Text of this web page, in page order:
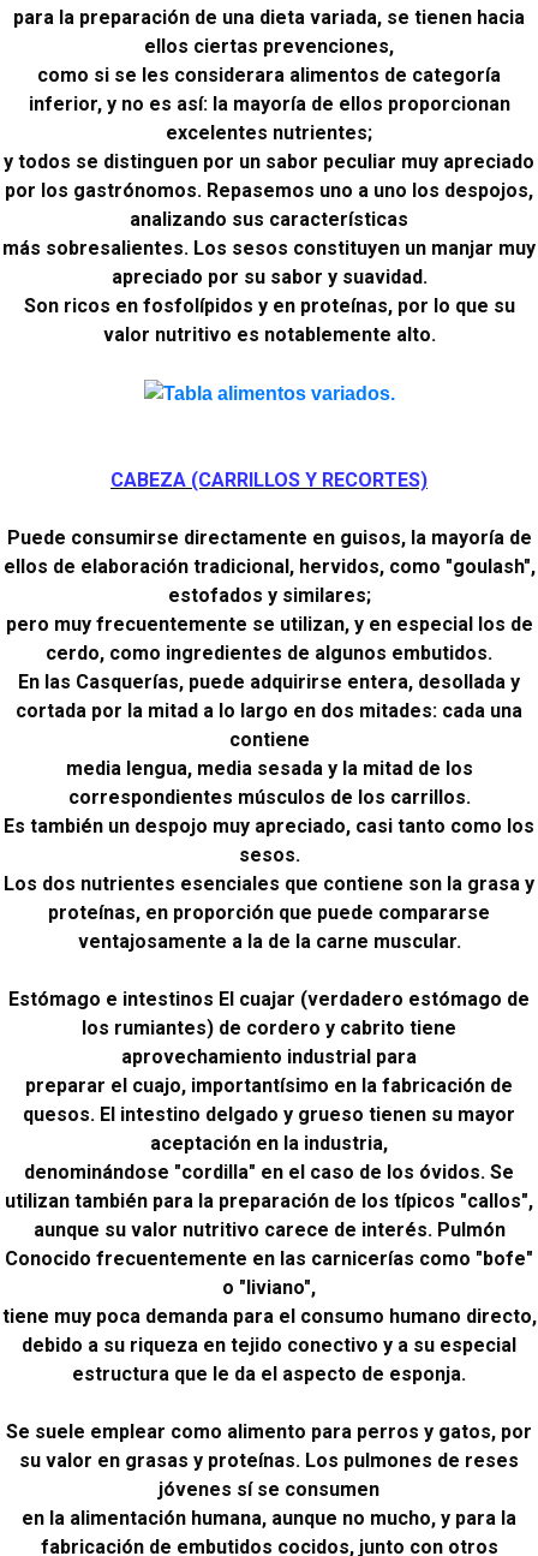
para la preparación de una dieta variada, se tienen hacia
ellos ciertas prevenciones,
como si se les considerara alimentos de categoría
inferior, y no es así: la mayoría de ellos proporcionan
excelentes nutrientes;
y todos se distinguen por un sabor peculiar muy apreciado
por los gastrónomos. Repasemos uno a uno los despojos,
analizando sus características
más sobresalientes. Los sesos constituyen un manjar muy
apreciado por su sabor y suavidad.
Son ricos en fosfolípidos y en proteínas, por lo que su
valor nutritivo es notablemente alto.
CABEZA (CARRILLOS Y RECORTES)
Puede consumirse directamente en guisos, la mayoría de
ellos de elaboración tradicional, hervidos, como "goulash",
estofados y similares;
pero muy frecuentemente se utilizan, y en especial los de
cerdo, como ingredientes de algunos embutidos.
En las Casquerías, puede adquirirse entera, desollada y
cortada por la mitad a lo largo en dos mitades: cada una
contiene
media lengua, media sesada y la mitad de los
correspondientes músculos de los carrillos.
Es también un despojo muy apreciado, casi tanto como los
sesos.
Los dos nutrientes esenciales que contiene son la grasa y
proteínas, en proporción que puede compararse
ventajosamente a la de la carne muscular.
Estómago e intestinos El cuajar (verdadero estómago de
los rumiantes) de cordero y cabrito tiene
aprovechamiento industrial para
preparar el cuajo, importantísimo en la fabricación de
quesos. El intestino delgado y grueso tienen su mayor
aceptación en la industria,
denominándose "cordilla" en el caso de los óvidos. Se
utilizan también para la preparación de los típicos "callos",
aunque su valor nutritivo carece de interés. Pulmón
Conocido frecuentemente en las carnicerías como "bofe"
o "liviano",
tiene muy poca demanda para el consumo humano directo,
debido a su riqueza en tejido conectivo y a su especial
estructura que le da el aspecto de esponja.
Se suele emplear como alimento para perros y gatos, por
su valor en grasas y proteínas. Los pulmones de reses
jóvenes sí se consumen
en la alimentación humana, aunque no mucho, y para la
fabricación de embutidos cocidos, junto con otros